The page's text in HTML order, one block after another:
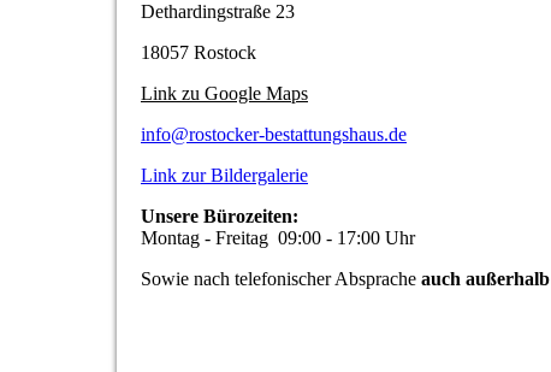
Dethardingstraße 23
18057 Rostock
Link zu Google Maps
info@rostocker-bestattungshaus.de
Link zur Bildergalerie
Unsere Bürozeiten:
Montag - Freitag 09:00 - 17:00 Uhr
Sowie nach telefonischer Absprache auch außerhalb